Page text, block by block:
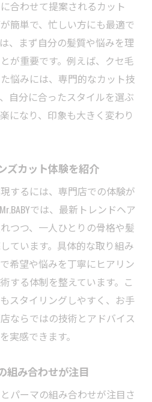
合わせて提案されるカット
簡単で、忙しい方にも最適で
、まず自分の髪質や悩みを理
が重要です。例えば、クセ毛
悩みには、専門的なカット技
自分に合ったスタイルを選ぶ
になり、印象も大きく変わり
ズカット体験を紹介
するには、専門店での体験が
では、最新トレンドヘア
つつ、一人ひとりの骨格や髪
ています。具体的な取り組み
希望や悩みを丁寧にヒアリン
する体制を整えています。こ
スタイリングしやすく、お手
ならではの技術とアドバイス
実感できます。
組み合わせが注目
パーマの組み合わせが注目さ